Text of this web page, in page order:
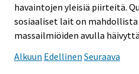
havaintojen yleisiä piirteitä.
sosiaaliset lait on
massailmiöiden avulla
Alkuun Edellinen Seuraava